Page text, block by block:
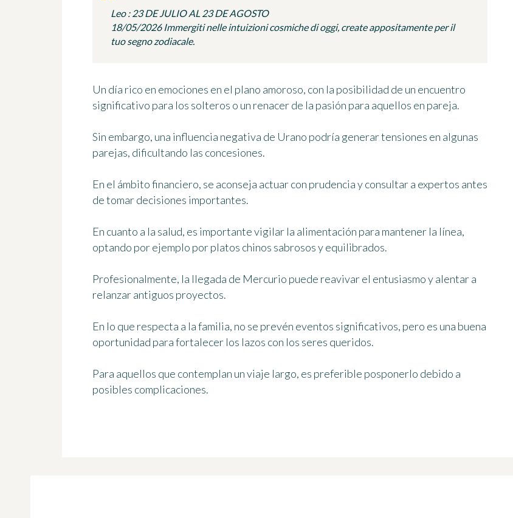
Leo : 23 DE JULIO AL 23 DE AGOSTO
18/05/2026 Immergiti nelle intuizioni cosmiche di oggi, create appositamente per il
tuo segno zodiacale.
Un día rico en emociones en el plano amoroso, con la posibilidad de un encuentro
significativo para los solteros o un renacer de la pasión para aquellos en pareja.
Sin embargo, una influencia negativa de Urano podría generar tensiones en algunas
parejas, dificultando las concesiones.
En el ámbito financiero, se aconseja actuar con prudencia y consultar a expertos antes
de tomar decisiones importantes.
En cuanto a la salud, es importante vigilar la alimentación para mantener la línea,
optando por ejemplo por platos chinos sabrosos y equilibrados.
Profesionalmente, la llegada de Mercurio puede reavivar el entusiasmo y alentar a
relanzar antiguos proyectos.
En lo que respecta a la familia, no se prevén eventos significativos, pero es una buena
oportunidad para fortalecer los lazos con los seres queridos.
Para aquellos que contemplan un viaje largo, es preferible posponerlo debido a
posibles complicaciones.